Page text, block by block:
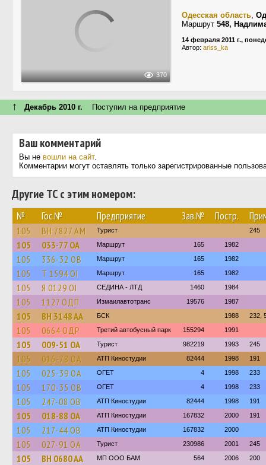
370
Одесская область,
Маршрут 548,
14 февраля 2011 г.,
Автор: ariss_ka
↑ Декабрь 2010 г. Поступил на предприятие
Ваш комментарий
Вы не вошли на сайт.
Комментарии могут оставлять только зарегистрированные
Другие ТС с этим номером:
№ Гос.№ Предприятие Зав.№ Постр.
105 BH 7827 AM Турист 245
105 033-77 ОА Маршрут 165 1982
105 336-32 ОВ Маршрут 165 1982
105 Т 1594 ОІ Маршрут 165 1982
105 Я 0129 ОІ СЕДИНА - ЛТД 1460 1984
105 1127 ОДП Измаилавтотранс 19576 1987
105 BH 3148 AA БСК 1988 232,
105 0664 ОДР Третий автобусный парк 155294 1991
105 009-51 ОА Турист 982219 1993 245
105 016-78 ОА АТП Киностудии 82444 1998 191
105 025-39 ОА ОГЕТ 4 1998 233
105 170-35 ОВ ОГЕТ 4 1998 233
105 247-08 ОВ АТП Киностудии 82444 1998 191
105 018-88 ОА АТП Киностудии 167832 2000 191
105 217-44 ОВ АТП Киностудии 167832 2000
105 027-91 ОА Турист 230986 2001 245
105 BH 0680 AA МП ООО БАМ 564 2006 200